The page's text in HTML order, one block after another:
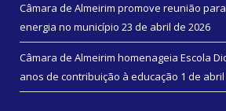
Câmara de Almeirim promove reunião
energia no município 23 de abril de 2026
Câmara de Almeirim homenageia Escola
anos de contribuição à educação 1 de